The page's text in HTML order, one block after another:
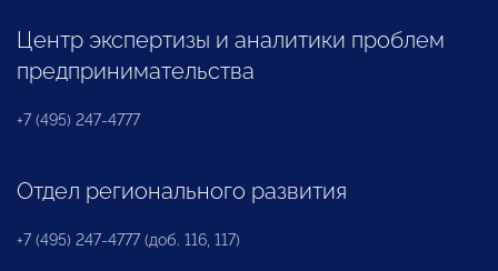
Центр экспертизы и аналитики проблем
предпринимательства
+7 (495) 247-4777
Отдел регионального развития
+7 (495) 247-4777 (доб. 116, 117)